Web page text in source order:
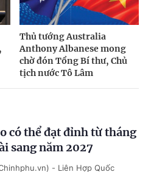
Thủ tướng Australia
Anthony Albanese mong
chờ đón Tổng Bí thư, Chủ
tịch nước Tô Lâm
có thể đạt đỉnh từ tháng
sang năm 2027
- Liên Hợp Quốc